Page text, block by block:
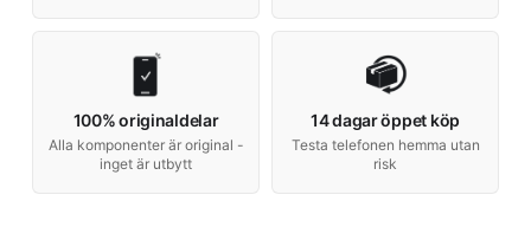
100% originaldelar
Alla komponenter är original -
inget är utbytt
14 dagar öppet köp
Testa telefonen hemma utan
risk